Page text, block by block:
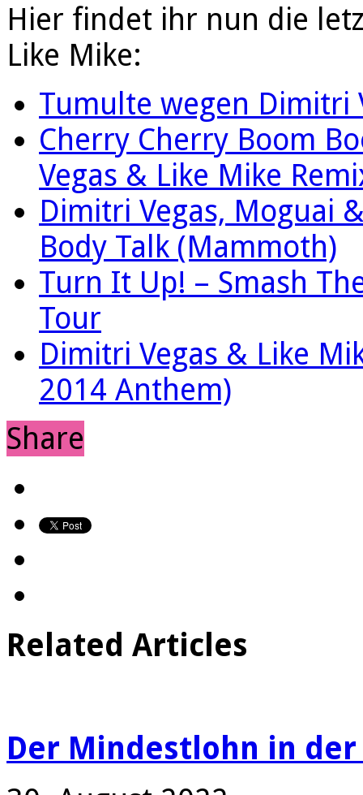
Hier findet ihr nun die
Like Mike:
Tumulte wegen Dimitri
Cherry Cherry Boom
Vegas & Like Mike
Dimitri Vegas, Moguai
Body Talk (Mammoth)
Turn It Up! – Smash
Tour
Dimitri Vegas & Like
2014 Anthem)
Share
Related Articles
Der Mindestlohn in